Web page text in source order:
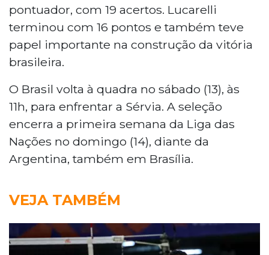
pontuador, com 19 acertos. Lucarelli
terminou com 16 pontos e também teve
papel importante na construção da vitória
brasileira.
O Brasil volta à quadra no sábado (13), às
11h, para enfrentar a Sérvia. A seleção
encerra a primeira semana da Liga das
Nações no domingo (14), diante da
Argentina, também em Brasília.
VEJA TAMBÉM